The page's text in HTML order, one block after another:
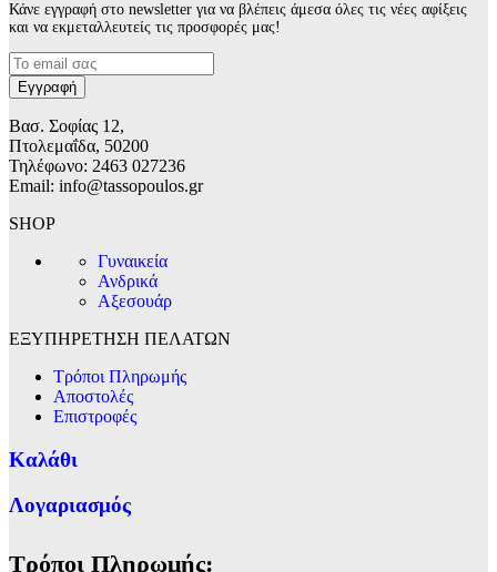
Κάνε εγγραφή στο newsletter για να βλέπεις άμεσα όλες τις νέες αφίξεις
και να εκμεταλλευτείς τις προσφορές μας!
Βασ. Σοφίας 12,
Πτολεμαΐδα, 50200
Τηλέφωνο: 2463 027236
Email: info@tassopoulos.gr
SHOP
Γυναικεία
Ανδρικά
Αξεσουάρ
ΕΞΥΠΗΡΕΤΗΣΗ ΠΕΛΑΤΩΝ
Τρόποι Πληρωμής
Αποστολές
Επιστροφές
Καλάθι
Λογαριασμός
Τρόποι Πληρωμής: